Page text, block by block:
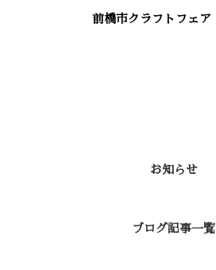
前橋市クラフトフェア
お知らせ
ブログ記事一覧